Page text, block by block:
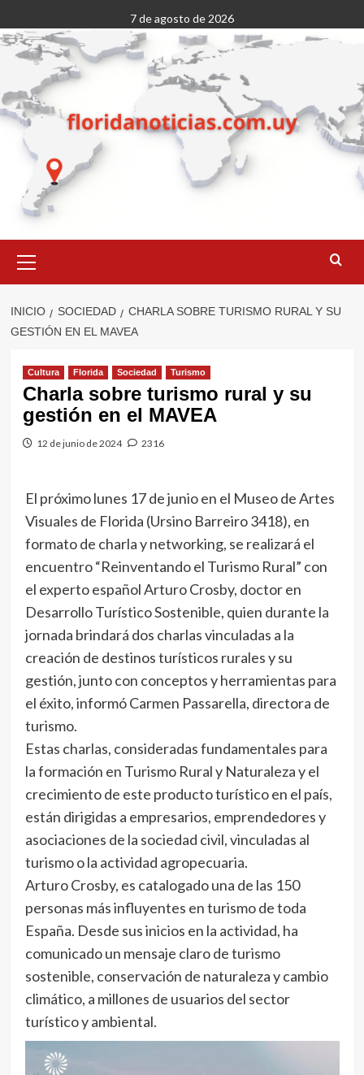
al
contenido
7 de agosto de 2026
primario
INICIO SOCIEDAD
CHARLA SOBRE TURISMO RURAL Y SU
GESTIÓN EN EL MAVEA
Cultura Florida Sociedad Turismo
Charla sobre turismo rural y su
gestión en el MAVEA
12 de junio de 2024 2316
El próximo lunes 17 de junio en el Museo de Artes
Visuales de Florida (Ursino Barreiro 3418), en
formato de charla y networking, se realizará el
encuentro “Reinventando el Turismo Rural” con
el experto español Arturo Crosby, doctor en
Desarrollo Turístico Sostenible, quien durante la
jornada brindará dos charlas vinculadas a la
creación de destinos turísticos rurales y su
gestión, junto con conceptos y herramientas para
el éxito, informó Carmen Passarella, directora de
turismo.
Estas charlas, consideradas fundamentales para
la formación en Turismo Rural y Naturaleza y el
crecimiento de este producto turístico en el país,
están dirigidas a empresarios, emprendedores y
asociaciones de la sociedad civil, vinculadas al
turismo o la actividad agropecuaria.
Arturo Crosby, es catalogado una de las 150
personas más influyentes en turismo de toda
España. Desde sus inicios en la actividad, ha
comunicado un mensaje claro de turismo
sostenible, conservación de naturaleza y cambio
climático, a millones de usuarios del sector
turístico y ambiental.